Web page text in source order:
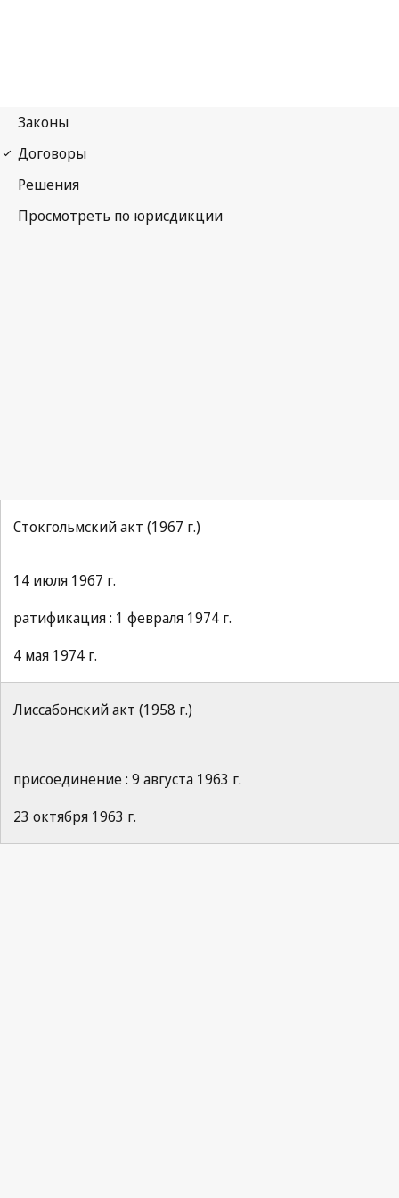
Стокгольмский акт (1967 г.)
14 июля 1967 г.
ратификация : 1 февраля 1974 г.
4 мая 1974 г.
Лиссабонский акт (1958 г.)
присоединение : 9 августа 1963 г.
23 октября 1963 г.